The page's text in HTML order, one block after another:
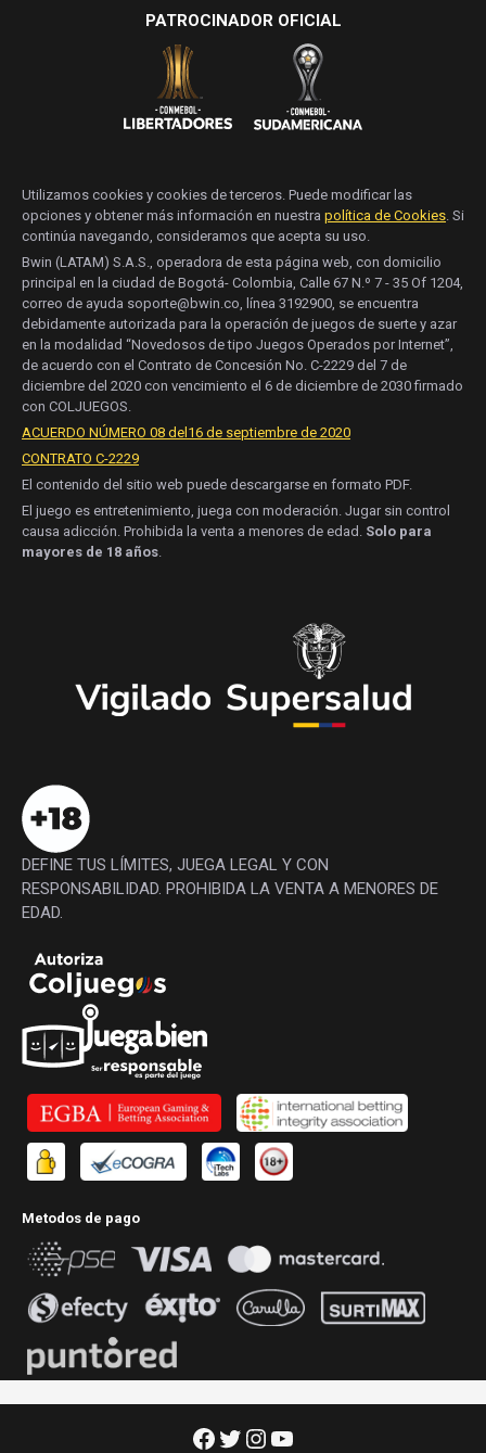
PATROCINADOR OFICIAL
Utilizamos cookies y cookies de terceros. Puede modificar las
opciones y obtener más información en nuestra política de Cookies. Si
continúa navegando, consideramos que acepta su uso.
Bwin (LATAM) S.A.S., operadora de esta página web, con domicilio
principal en la ciudad de Bogotá- Colombia, Calle 67 N.º 7 - 35 Of 1204,
correo de ayuda soporte@bwin.co, línea 3192900, se encuentra
debidamente autorizada para la operación de juegos de suerte y azar
en la modalidad “Novedosos de tipo Juegos Operados por Internet”,
de acuerdo con el Contrato de Concesión No. C-2229 del 7 de
diciembre del 2020 con vencimiento el 6 de diciembre de 2030 firmado
con COLJUEGOS.
ACUERDO NÚMERO 08 del16 de septiembre de 2020
CONTRATO C-2229
El contenido del sitio web puede descargarse en formato PDF.
El juego es entretenimiento, juega con moderación. Jugar sin control
causa adicción. Prohibida la venta a menores de edad. Solo para
mayores de 18 años.
DEFINE TUS LÍMITES, JUEGA LEGAL Y CON
RESPONSABILIDAD. PROHIBIDA LA VENTA A MENORES DE
EDAD.
Metodos de pago
Facebook
Twitter
Instagram
YouTube